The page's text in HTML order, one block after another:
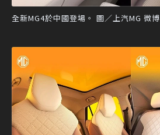
全新MG4於中國登場。 圖／上汽MG 微博